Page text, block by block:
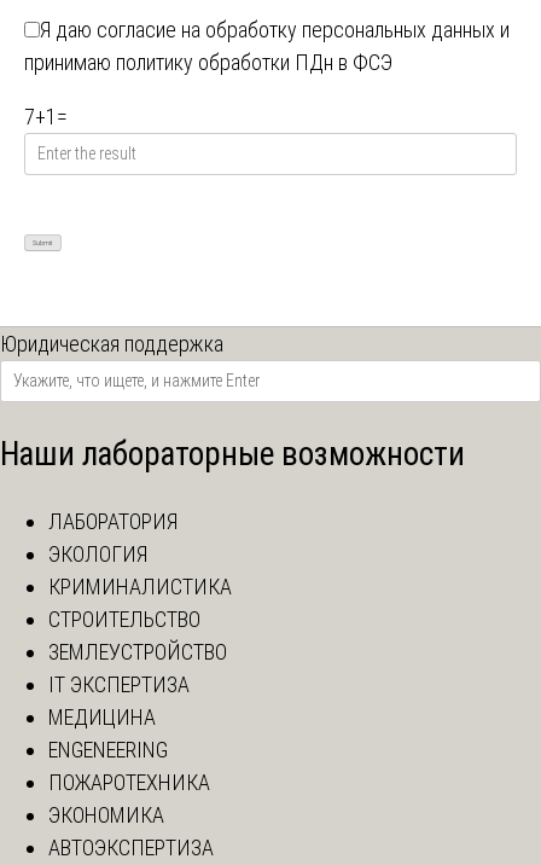
Я даю согласие на обработку персональных данных и
принимаю политику обработки ПДн в ФСЭ
7+1 =
Юридическая поддержка
Наши лабораторные возможности
ЛАБОРАТОРИЯ
ЭКОЛОГИЯ
КРИМИНАЛИСТИКА
СТРОИТЕЛЬСТВО
ЗЕМЛЕУСТРОЙСТВО
IT ЭКСПЕРТИЗА
МЕДИЦИНА
ENGENEERING
ПОЖАРОТЕХНИКА
ЭКОНОМИКА
АВТОЭКСПЕРТИЗА